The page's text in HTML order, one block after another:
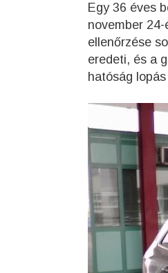
Egy 36 éves
november
ellenőrzése
eredeti, és a
hatóság